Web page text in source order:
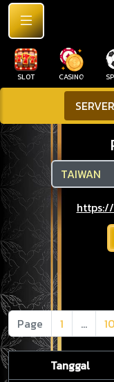
SLOT CASINO
Page 1 ... 10
Tanggal